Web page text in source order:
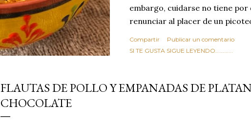
embargo, cuidarse no tiene por
renunciar al placer de un
Estas alubias crujientes al horno
tradicionales y copiosos de
Compartir
Publicar un comentario
SI TE GUSTA SIGUE LEYENDO............
FLAUTAS DE POLLO Y EMPANADAS DE
CHOCOLATE